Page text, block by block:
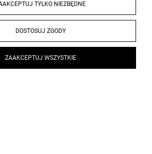
TYLKO NIEZBĘDNE
DOSTOSUJ ZGODY
ZAAKCEPTUJ WSZYSTKIE